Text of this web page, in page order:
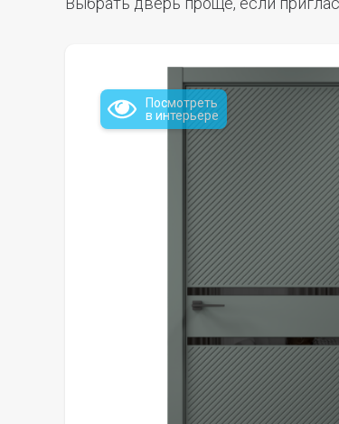
Посмотреть
в интерьере